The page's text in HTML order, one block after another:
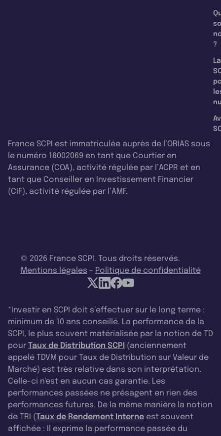
?
La
France SCPI est immatriculée auprès de l’ORIAS sous
le numéro 16002069 en tant que Courtier en
Assurance (COA), activité régulée par l’ACPR et en
tant que Conseiller en Investissement Financier
(CIF), activité régulée par l’AMF.
© 2026 France SCPI. Tous droits réservés.
Mentions légales - Politique de confidentialité
*Investir en SCPI doit s’effectuer sur le long terme :
minimum de 10 ans conseillé. La performance de la
SCPI, le plus souvent matérialisée par la notion de TD
pour Taux de Distribution SCPI (anciennement
appelé TDVM pour Taux de Distribution sur Valeur de
Marché) est très relative dans son interprétation.
Celle-ci n'est en aucun cas garantie. Les
performances passées ne présagent en rien des
performances futures. De la même manière la notion
de TRI (Taux de Rendement Interne est souvent
affichée : Il exprime la performance passée du